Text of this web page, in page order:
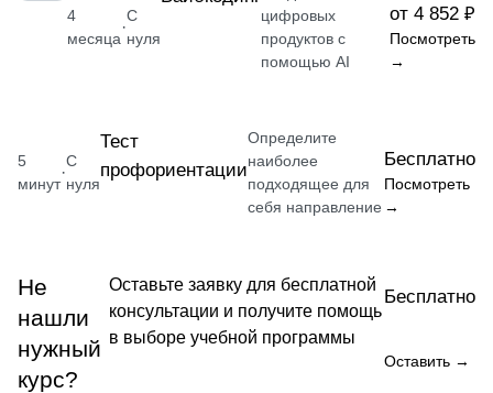
4
месяца
·
С
нуля
цифровых
продуктов с
помощью AI
от 4 852 ₽
Посмотреть
→
5
минут
·
С
нуля
Тест
профориентации
Определите
наиболее
подходящее для
себя направление
Бесплатно
Посмотреть
→
Не
нашли
нужный
курс?
Оставьте заявку для бесплатной
консультации и получите помощь
в выборе учебной программы
Бесплатно
Оставить →